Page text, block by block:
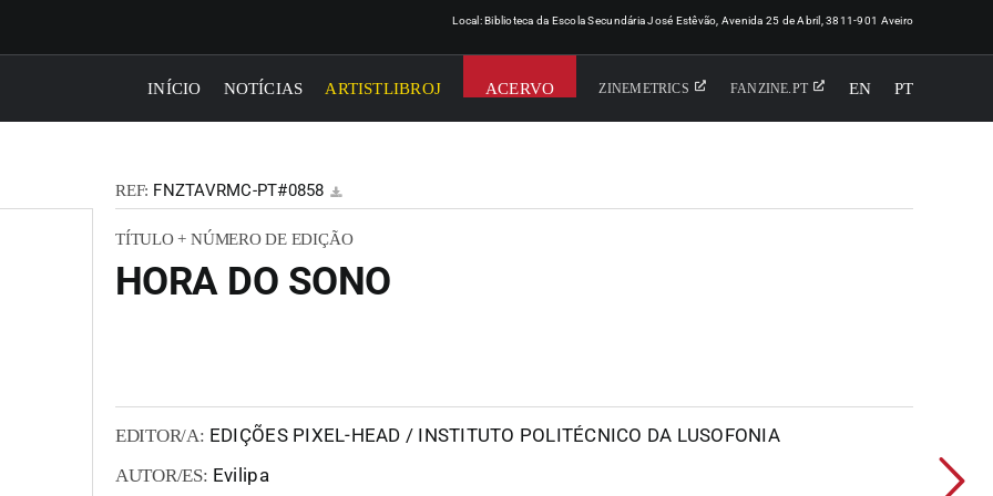
Local: Biblioteca da Escola Secundária José Estêvão, Avenida 25 de Abril, 3811-901 Aveiro
INÍCIO NOTÍCIAS ARTISTLIBROJ ACERVO ZINEMETRICS FANZINE.PT EN PT
REF: FNZTAVRMC-PT#0858
TÍTULO + NÚMERO DE EDIÇÃO
HORA DO SONO
EDITOR/A: EDIÇÕES PIXEL-HEAD / INSTITUTO POLITÉCNICO DA LUSOFONIA
AUTOR/ES: Evilipa